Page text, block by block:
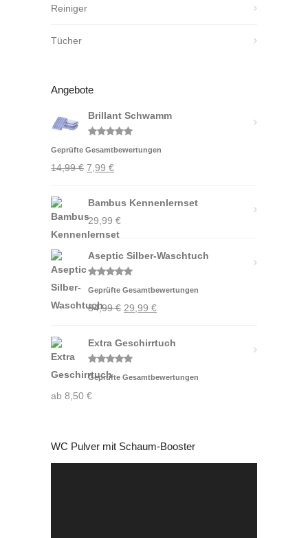
Reiniger
Tücher
Angebote
Brillant Schwamm
Bewertet
mit5.00
von 5
Geprüfte Gesamtbewertungen
14,99€ Ursprünglicher
war:
14,99 €
7,99 €Aktueller
ist:
7,99 €.
Bambus Kennenlernset
29,99 €
Aseptic Silber-Waschtuch
Bewertet
mit5.00
von 5
Geprüfte Gesamtbewertungen
34,99€ Ursprünglicher
war:
34,99 €
29,99 €Aktueller
ist:
Extra Geschirrtuch
Bewertet
mit5.00
Geprüfte Gesamtbewertungen
ab 8,50 €
WC Pulver mit Schaum-Booster